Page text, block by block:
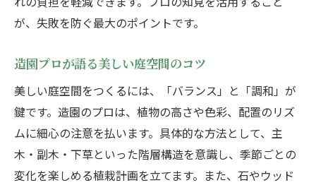
が、失敗を防ぐ最大のポイントです。
造園プロが語る美しい庭空間のコツ
美しい庭空間をつくるには、「バランス」と「調和」が
鍵です。造園のプロは、植物の高さや色彩、配置のリズ
ムに細心の注意を払います。具体的な方法として、主
木・副木・下草といった階層構造を意識し、季節ごとの
変化を楽しめる植栽計画を立てます。また、石やウッド